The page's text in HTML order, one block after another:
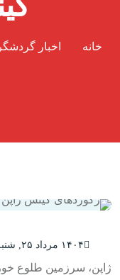
خانه اخبار
۱۴۰۴ مرداد ۲۵, شنبه
ژاپن، سرزمین طلوع